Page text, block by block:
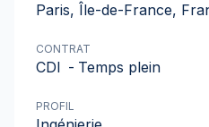
Paris, Île-de-France,
CONTRAT
CDI - Temps plein
PROFIL